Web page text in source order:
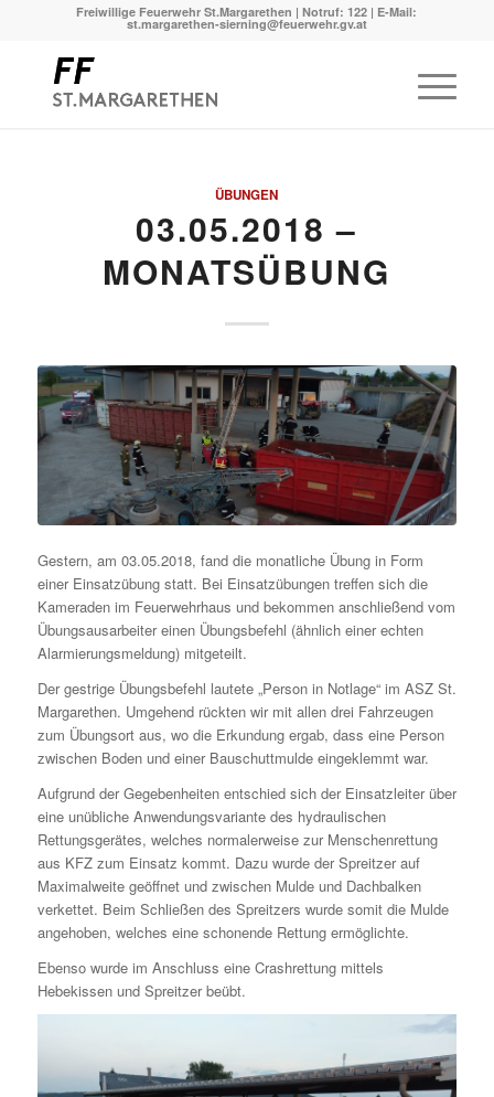
Freiwillige Feuerwehr St.Margarethen | Notruf: 122 | E-Mail:
st.margarethen-sierning@feuerwehr.gv.at
ÜBUNGEN
03.05.2018 –
MONATSÜBUNG
Gestern, am 03.05.2018, fand die monatliche Übung in Form
einer Einsatzübung statt. Bei Einsatzübungen treffen sich die
Kameraden im Feuerwehrhaus und bekommen anschließend vom
Übungsausarbeiter einen Übungsbefehl (ähnlich einer echten
Alarmierungsmeldung) mitgeteilt.
Der gestrige Übungsbefehl lautete „Person in Notlage“ im ASZ St.
Margarethen. Umgehend rückten wir mit allen drei Fahrzeugen
zum Übungsort aus, wo die Erkundung ergab, dass eine Person
zwischen Boden und einer Bauschuttmulde eingeklemmt war.
Aufgrund der Gegebenheiten entschied sich der Einsatzleiter über
eine unübliche Anwendungsvariante des hydraulischen
Rettungsgerätes, welches normalerweise zur Menschenrettung
aus KFZ zum Einsatz kommt. Dazu wurde der Spreitzer auf
Maximalweite geöffnet und zwischen Mulde und Dachbalken
verkettet. Beim Schließen des Spreitzers wurde somit die Mulde
angehoben, welches eine schonende Rettung ermöglichte.
Ebenso wurde im Anschluss eine Crashrettung mittels
Hebekissen und Spreitzer beübt.